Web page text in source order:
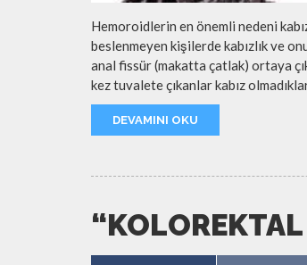
Hemoroidlerin en önemli nedeni
beslenmeyen kişilerde kabızlık ve
anal fissür (makatta çatlak) ortaya
kez tuvalete çıkanlar kabız
DEVAMINI OKU